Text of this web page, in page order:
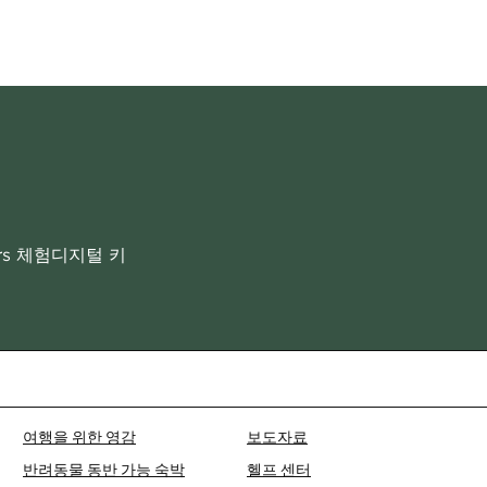
체험디지털 키
여행을 위한 영감
반려동물 동반 가능 숙박
보도자료
헬프 센터